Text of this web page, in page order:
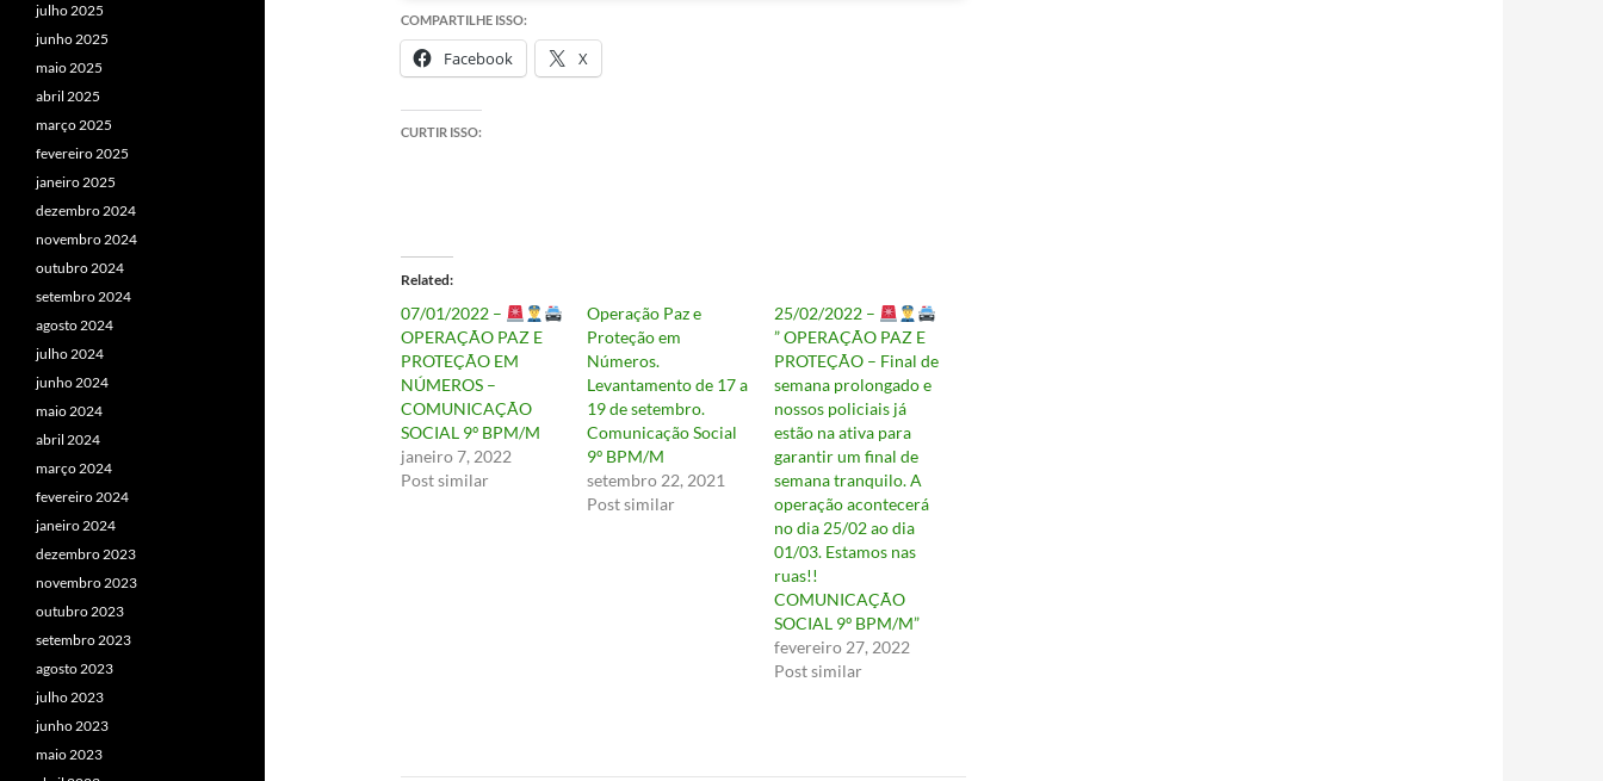
COMPARTILHE ISSO:
Facebook X
CURTIR ISSO:
Related
07/01/2022 –
OPERAÇÃO PAZ E
PROTEÇÃO EM
NÚMEROS –
COMUNICAÇÃO
SOCIAL 9º BPM/M
janeiro 7, 2022
Post similar
Operação Paz e
Proteção em
Números.
Levantamento de 17 a
19 de setembro.
Comunicação Social
9º BPM/M
setembro 22, 2021
Post similar
25/02/2022 –
” OPERAÇÃO PAZ E
PROTEÇÃO – Final de
semana prolongado e
nossos policiais já
estão na ativa para
garantir um final de
semana tranquilo. A
operação acontecerá
no dia 25/02 ao dia
01/03. Estamos nas
ruas!!
COMUNICAÇÃO
SOCIAL 9º BPM/M”
fevereiro 27, 2022
Post similar
julho 2025
junho 2025
maio 2025
abril 2025
março 2025
fevereiro 2025
janeiro 2025
dezembro 2024
novembro 2024
outubro 2024
setembro 2024
agosto 2024
julho 2024
junho 2024
maio 2024
abril 2024
março 2024
fevereiro 2024
janeiro 2024
dezembro 2023
novembro 2023
outubro 2023
setembro 2023
agosto 2023
julho 2023
junho 2023
maio 2023